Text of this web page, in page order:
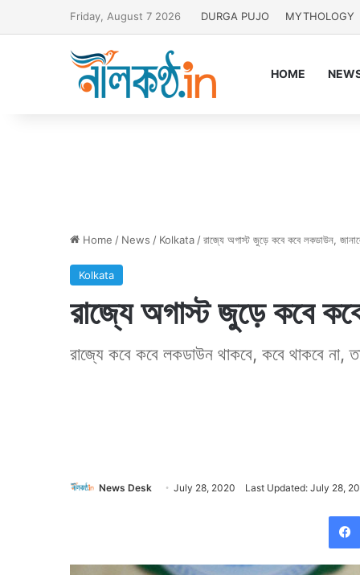
Friday, August 7 2026 DURGA PUJO MYTHOLOGY
HOME
Home / News / Kolkata /রাজ্যে অগাস্ট জুড়ে কবে কবে লকডাউন,
Kolkata
রাজ্যে অগাস্ট জুড়ে কবে
রাজ্যে কবে কবে লকডাউন থাকবে, কবে থাকবে না, তা
News Desk July 28, 2020 Last Updated: July 28,